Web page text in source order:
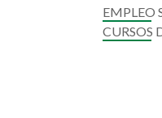
EMPLEO
CURSOS